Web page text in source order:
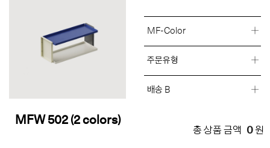
MFW 502 (2 colors)
MF-Color
주문유형
배송 B
총 상품 금액 0 원